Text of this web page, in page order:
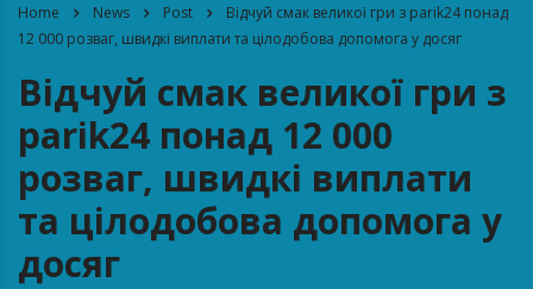
Home News Post
Відчуй смак великої гри з parik24 понад
12 000 розваг, швидкі виплати та цілодобова допомога у досяг
Відчуй смак великої гри з
parik24 понад 12 000
розваг, швидкі виплати
та цілодобова допомога у
досяг